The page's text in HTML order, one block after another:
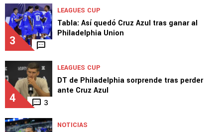
3
LEAGUES CUP
Tabla: Así quedó Cruz Azul tras ganar al
Philadelphia Union
4 3
LEAGUES CUP
DT de Philadelphia sorprende tras perder
ante Cruz Azul
NOTICIAS